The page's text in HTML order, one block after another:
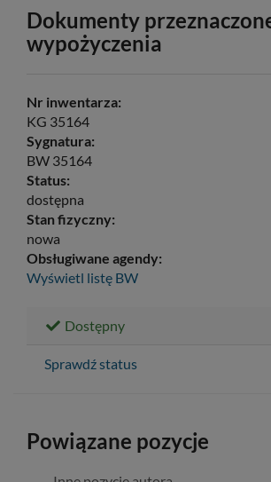
Dokumenty
wypożyczenia
Nr inwentarza:
KG 35164
Sygnatura:
BW 35164
Status:
dostępna
Stan fizyczny:
nowa
Obsługiwane agendy:
Wyświetl listę BW
Dostępny
Sprawdź status
Powiązane pozycje